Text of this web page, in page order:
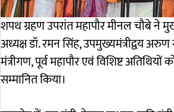
शपथ ग्रहण उपरांत महापौर मीनल चौबे ने
अध्यक्ष डॉ. रमन सिंह, उपमुख्यमंत्रीद्वय
मंत्रीगण, पूर्व महापौर एवं विशिष्ट
सम्मानित किया।